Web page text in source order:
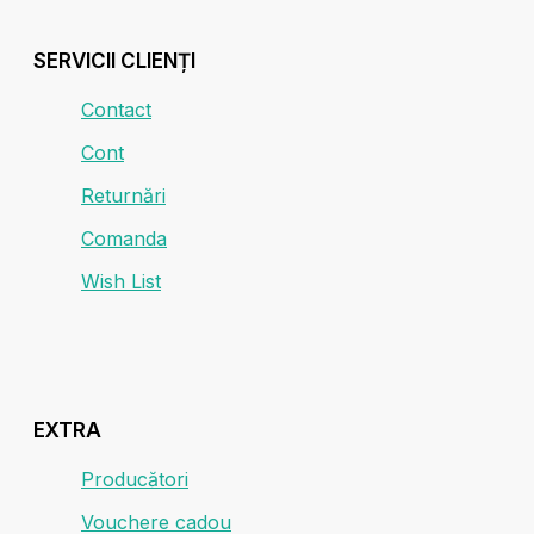
SERVICII CLIENȚI
Contact
Cont
Returnări
Comanda
Wish List
EXTRA
Producători
Vouchere cadou